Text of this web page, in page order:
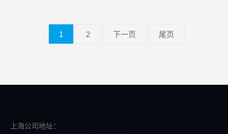
1 2 下一页 尾页
上海公司地址：